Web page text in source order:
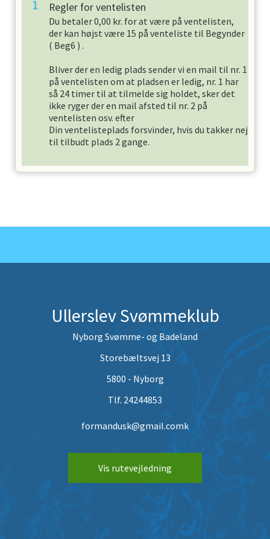
Regler for ventelisten
Du betaler0,00 kr. for at være på ventelisten,
der kan højst være 15 på venteliste til Begynder
( Beg6 ) .
Bliver der en ledig plads sender vi en mail til nr. 1
på ventelisten om at pladsen er ledig, nr. 1 har
så 24 timer til at tilmelde sig holdet, sker det
ikke ryger der en mail afsted til nr. 2 på
ventelisten osv. efter
Din ventelisteplads forsvinder, hvis du takker nej
til tilbudt plads 2gange.
Ullerslev Svømmeklub
Nyborg Svømme- og Badeland
Storebæltsvej 13
5800 - Nyborg
Tlf. 24244853
formandusk@gmail.comk
Vis rutevejledning